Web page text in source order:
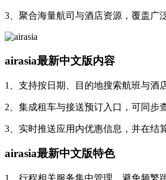
3、聚合海量航司与酒店资源，覆盖广
airasia最新中文版内容
1、支持按日期、目的地搜索航班与酒
2、集成租车与接送预订入口，可同步
3、实时推送应用内优惠信息，并在结
airasia最新中文版特色